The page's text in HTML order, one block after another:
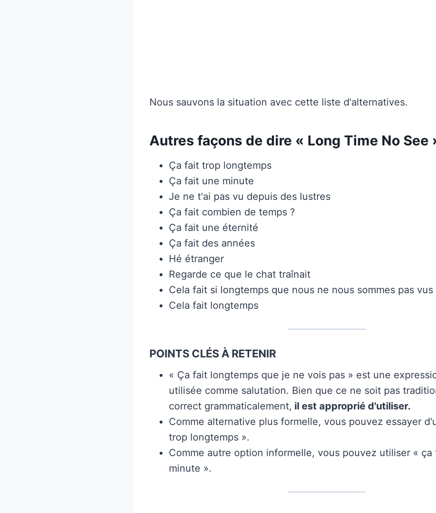
Nous sauvons la situation avec cette liste d'alternatives.
Autres façons de dire « Long Time No See
Ça fait trop longtemps
Ça fait une minute
Je ne t'ai pas vu depuis des lustres
Ça fait combien de temps ?
Ça fait une éternité
Ça fait des années
Hé étranger
Regarde ce que le chat traînait
Cela fait si longtemps que nous ne nous sommes pas vus
Cela fait longtemps
POINTS CLÉS À RETENIR
« Ça fait longtemps que je ne vois pas » est une
utilisée comme salutation. Bien que ce ne soit pas
correct grammaticalement, il est approprié d'utiliser.
Comme alternative plus formelle, vous pouvez essayer
trop longtemps ».
Comme autre option informelle, vous pouvez utiliser « ça
minute ».